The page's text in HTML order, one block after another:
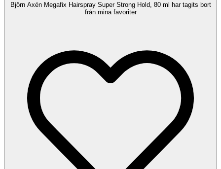
Björn Axén Megafix Hairspray Super Strong Hold, 80 ml har tagits bort
från mina favoriter